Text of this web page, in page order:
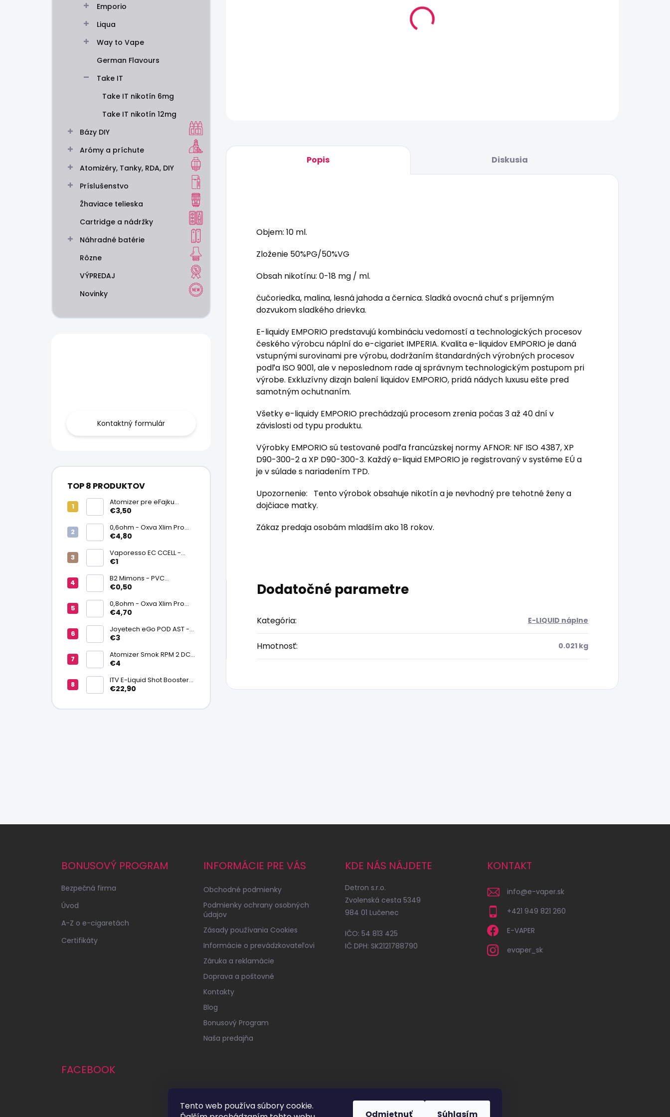
Tento web používa súbory cookie.
Odmietnuť Súhlasím
Emporio
Liqua
Way to Vape
German Flavours
Take IT
Take IT nikotín 6mg
Take IT nikotín 12mg
Bázy DIY
Arómy a príchute
Atomizéry, Tanky, RDA, DIY
Príslušenstvo
Žhaviace telieska
Cartridge a nádržky
Náhradné batérie
Rôzne
VÝPREDAJ
Novinky
Kontaktný formulár
TOP 8 PRODUKTOV
Atomizer pre eFajku
Kamry K1000 Plus
€3,50
0,6ohm - Oxva Xlim Pro
cartridge V3 Top Fill 2ml
€4,80
Vaporesso EC CCELL -
Keramický atomizér
€1
B2 Mimons - PVC
zmršťovacia fólia na
€0,50
0,8ohm - Oxva Xlim Pro
cartridge V3 Top Fill 2ml
€4,70
Joyetech eGo POD AST -
náhradná pod cartridge
€3
Atomizer Smok RPM 2 DC
0,6ohm MTL
€4
ITV E-Liquid Shot Booster
NICSALT 50PG/50VG 20
€22,90
DORUČENIA
Popis Diskusia
Objem: 10 ml.
Zloženie 50%PG/50%VG
Obsah nikotínu: 0-18 mg / ml.
čučoriedka, malina, lesná jahoda a černica. Sladká ovocná chuť s príjemným
dozvukom sladkého drievka.
E-liquidy EMPORIO predstavujú kombináciu vedomostí a technologických procesov
českého výrobcu náplní do e-cigariet IMPERIA. Kvalita e-liquidov EMPORIO je daná
vstupnými surovinami pre výrobu, dodržaním štandardných výrobných procesov
podľa ISO 9001, ale v neposlednom rade aj správnym technologickým postupom pri
výrobe. Exkluzívny dizajn balení liquidov EMPORIO, pridá nádych luxusu ešte pred
samotným ochutnaním.
Všetky e-liquidy EMPORIO prechádzajú procesom zrenia počas 3 až 40 dní v
závislosti od typu produktu.
Výrobky EMPORIO sú testované podľa francúzskej normy AFNOR: NF ISO 4387, XP
D90-300-2 a XP D90-300-3. Každý e-liquid EMPORIO je registrovaný v systéme EÚ a
je v súlade s nariadením TPD.
Upozornenie: Tento výrobok obsahuje nikotín a je nevhodný pre tehotné ženy a
dojčiace matky.
Zákaz predaja osobám mladším ako 18 rokov.
Dodatočné parametre
Kategória: E-LIQUID náplne
Hmotnosť: 0.021 kg
BONUSOVÝ PROGRAM
Bezpečná firma
Úvod
A-Z o e-cigaretách
Certifikáty
INFORMÁCIE PRE VÁS
Obchodné podmienky
Podmienky ochrany osobných
údajov
Zásady používania Cookies
Informácie o prevádzkovateľovi
Záruka a reklamácie
Doprava a poštovné
Kontakty
Blog
Bonusový Program
Naša predajňa
KDE NÁS NÁJDETE
Detron s.r.o.
Zvolenská cesta 5349
984 01 Lučenec
IČO: 54 813 425
IČ DPH: SK2121788790
KONTAKT
info@e-vaper.sk
+421 949 821 260
E-VAPER
evaper_sk
FACEBOOK